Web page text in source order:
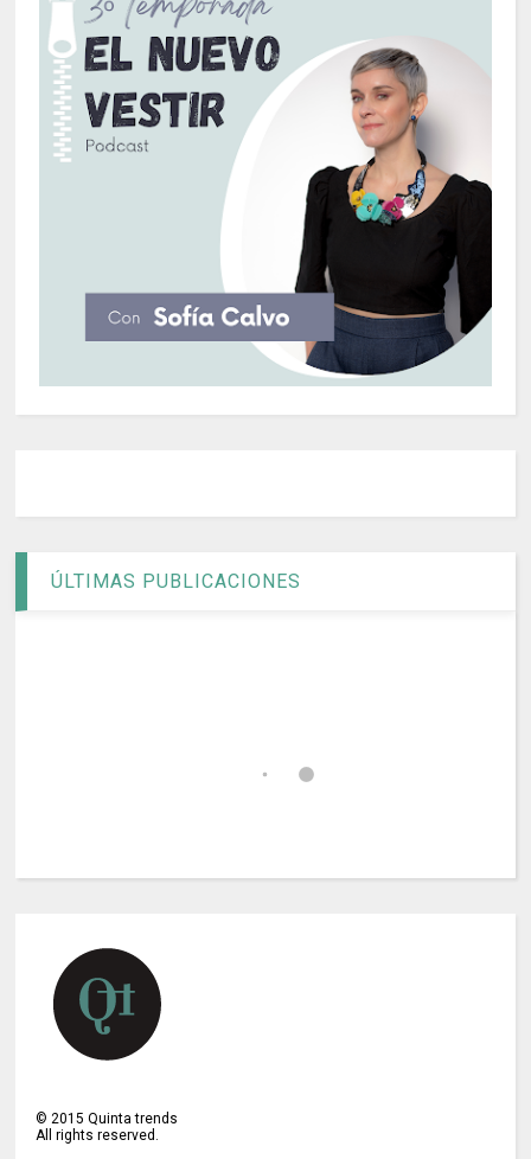
ÚLTIMAS PUBLICACIONES
©2015 Quinta trends
All rights reserved.